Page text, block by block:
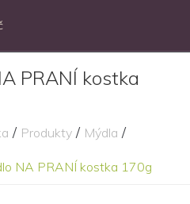
PRANÍ kostka
/ Produkty / Mýdla /
NA PRANÍ kostka 170g